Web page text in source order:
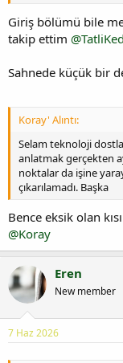
Giriş bölümü bile
takip ettim
Sahnede küçük bir
Koray' Alıntı:
Selam teknoloji
anlatmak gerçekten
noktalar da işine
çıkarılamadı. Başka
Bence eksik olan
@Koray
Eren
New member
7 Haz 2026